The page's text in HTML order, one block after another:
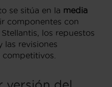
se sitúa en la media
componentes con
los repuestos
las revisiones
versión del